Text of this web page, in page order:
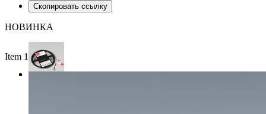
Скопировать ссылку
НОВИНКА
Item 1 of 3